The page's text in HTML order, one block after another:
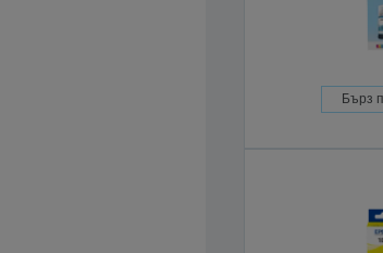
Бърз